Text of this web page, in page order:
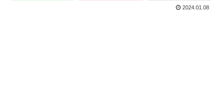
2024.01.08